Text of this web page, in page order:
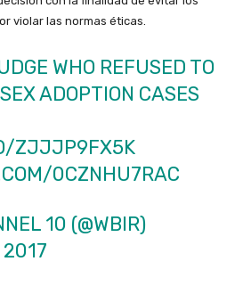
violar las normas éticas.
WHO REFUSED TO
ADOPTION CASES
ZJJJP9FX5K
0CZNHU7RAC
10 (@WBIR)
2017